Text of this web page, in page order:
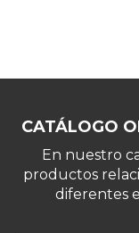
CATÁLOGO
En nuestro
productos
diferentes